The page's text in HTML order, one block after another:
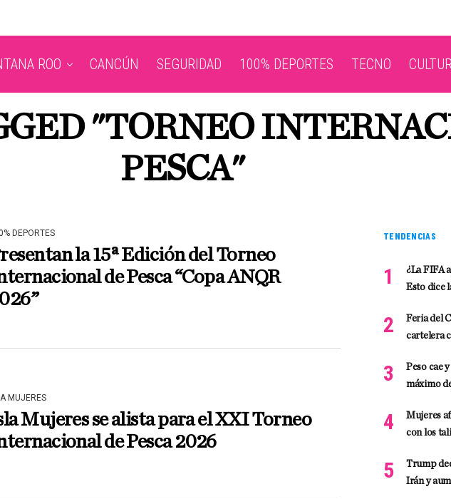
ROO CANCÚN SEGURIDAD 100% DEPORTES TECNO
"TORNEO
PESCA"
DEPORTES
la 15ª Edición del Torneo
de Pesca “Copa ANQR
MUJERES
Mujeres se alista para el XXI Torneo
de Pesca 2026
TENDENCIAS
¿La FIFA
Esto dice
Feria del
cartelera
Peso cae
máximo
Mujeres
con los
Trump
Irán y